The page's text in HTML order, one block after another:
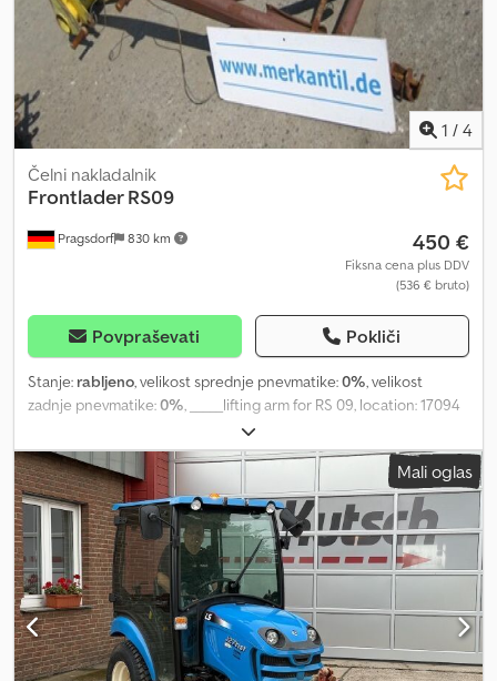
1 / 4
Pragsdorf 830 km
Čelni nakladalnik
Frontlader RS09
450 €
Fiksna cena plus DDV
(536 € bruto)
Povpraševati Pokliči
Stanje: rabljeno, velikost sprednje pnevmatike:0%, velikost
zadnje pnevmatike:0%, _____lifting arm for RS 09, location: 17094
Pragsdorf Chjdpjv Hv Tnsfx Ahfea
Mali oglas